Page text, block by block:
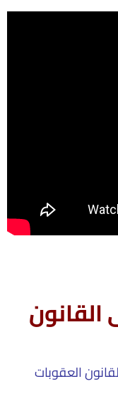
القانون
العقوبات